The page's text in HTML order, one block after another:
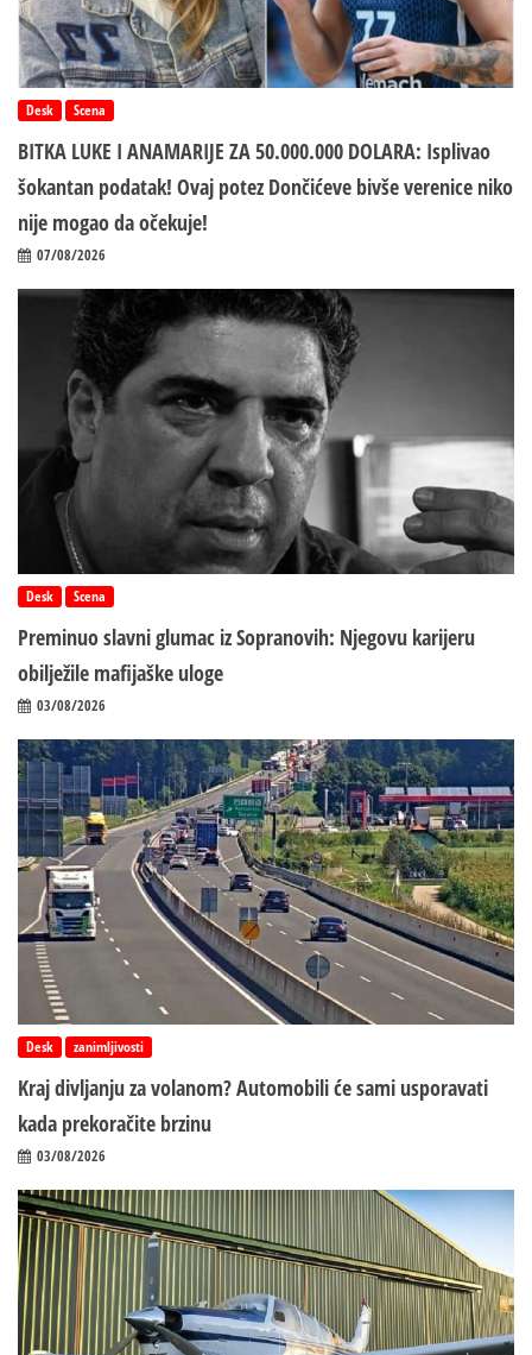
Desk Scena
BITKA LUKE I ANAMARIJE ZA 50.000.000 DOLARA: Isplivao
šokantan podatak! Ovaj potez Dončićeve bivše verenice niko
nije mogao da očekuje!
07/08/2026
Desk Scena
Preminuo slavni glumac iz Sopranovih: Njegovu karijeru
obilježile mafijaške uloge
03/08/2026
Desk zanimljivosti
Kraj divljanju za volanom? Automobili će sami usporavati
kada prekoračite brzinu
03/08/2026